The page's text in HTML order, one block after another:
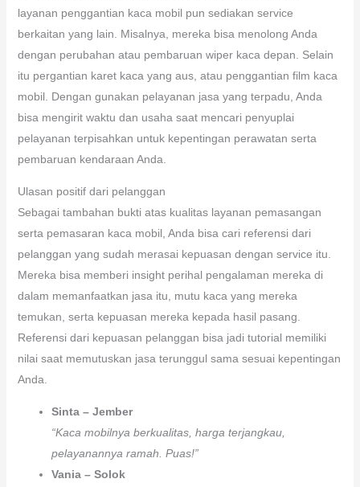
layanan penggantian kaca mobil pun sediakan service
berkaitan yang lain. Misalnya, mereka bisa menolong Anda
dengan perubahan atau pembaruan wiper kaca depan. Selain
itu pergantian karet kaca yang aus, atau penggantian film kaca
mobil. Dengan gunakan pelayanan jasa yang terpadu, Anda
bisa mengirit waktu dan usaha saat mencari penyuplai
pelayanan terpisahkan untuk kepentingan perawatan serta
pembaruan kendaraan Anda.
Ulasan positif dari pelanggan
Sebagai tambahan bukti atas kualitas layanan pemasangan
serta pemasaran kaca mobil, Anda bisa cari referensi dari
pelanggan yang sudah merasai kepuasan dengan service itu.
Mereka bisa memberi insight perihal pengalaman mereka di
dalam memanfaatkan jasa itu, mutu kaca yang mereka
temukan, serta kepuasan mereka kepada hasil pasang.
Referensi dari kepuasan pelanggan bisa jadi tutorial memiliki
nilai saat memutuskan jasa terunggul sama sesuai kepentingan
Anda.
Sinta – Jember
“Kaca mobilnya berkualitas, harga terjangkau,
pelayanannya ramah. Puas!”
Vania – Solok